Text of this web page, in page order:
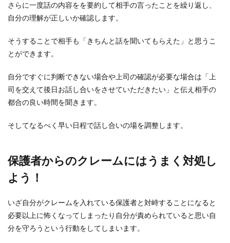
さらに一度話の内容をを要約して相手の言ったことを繰り返し、
自分の理解が正しいか確認します。
そうすることで相手も「きちんと話を聞いてもらえた」と思うこ
とができます。
自分ですぐに判断できない場合や上司の確認が必要な場合は「上
司を交えて後日お話し合いをさせていただきたい」と伝え相手の
都合の良い時間を聞きます。
そしてなるべく早い日程で話し合いの場を調整します。
保護者からのクレームにはうまく対処し
よう！
いざ自分がクレームを入れている保護者と対峙することになると
必要以上に怖くなってしまったり自分が責められていると思い自
分を守ろうという行動をしてしまいます。